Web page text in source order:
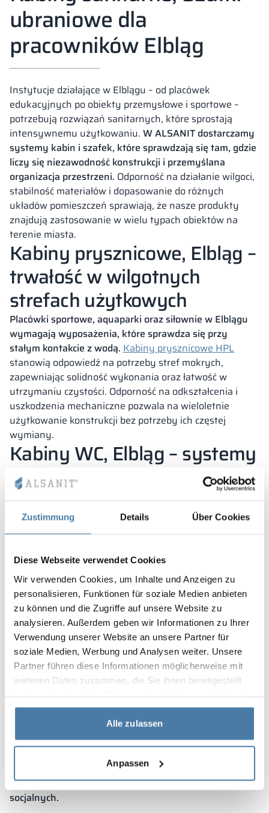
Zustimmung Details Über Cookies
Diese Webseite verwendet Cookies
Wir verwenden Cookies, um Inhalte und Anzeigen zu
personalisieren, Funktionen für soziale Medien anbieten
zu können und die Zugriffe auf unsere Website zu
analysieren. Außerdem geben wir Informationen zu Ihrer
Verwendung unserer Website an unsere Partner für
soziale Medien, Werbung und Analysen weiter. Unsere
Partner führen diese Informationen möglicherweise mit
weiteren Daten zusammen, die Sie ihnen bereitgestellt
gesammelt haben.
Alle zulassen
Anpassen
ubraniowe dla
pracowników Elbląg
Instytucje działające w Elblągu – od placówek
edukacyjnych po obiekty przemysłowe i sportowe –
potrzebują rozwiązań sanitarnych, które sprostają
intensywnemu użytkowaniu. W ALSANIT dostarczamy
systemy kabin i szafek, które sprawdzają się tam, gdzie
liczy się niezawodność konstrukcji i przemyślana
organizacja przestrzeni. Odporność na działanie wilgoci,
stabilność materiałów i dopasowanie do różnych
układów pomieszczeń sprawiają, że nasze produkty
znajdują zastosowanie w wielu typach obiektów na
terenie miasta.
Kabiny prysznicowe, Elbląg –
trwałość w wilgotnych
strefach użytkowych
Placówki sportowe, aquaparki oraz siłownie w Elblągu
wymagają wyposażenia, które sprawdza się przy
stałym kontakcie z wodą. Kabiny prysznicowe HPL
stanowią odpowiedź na potrzeby stref mokrych,
zapewniając solidność wykonania oraz łatwość w
utrzymaniu czystości. Odporność na odkształcenia i
uszkodzenia mechaniczne pozwala na wieloletnie
użytkowanie konstrukcji bez potrzeby ich częstej
wymiany.
Kabiny WC, Elbląg – systemy
do obiektów publicznych
Szkoły, urzędy oraz galerie handlowe potrzebują
sanitariatów, które można elastycznie dostosować do
specyfiki pomieszczeń.
Kabiny sanitarne w Elblągu
umożliwiają stworzenie układów odpowiadających
konkretnej powierzchni i organizacji budynku.
sanitarneprodukowane są z materiałów odpornych na
uderzenia i ścieranie, co zapewnia im długą żywotność.
Szafki pracownicze, Elbląg –
porządek w zapleczu
socjalnym
Na terenie zakładów przemysłowych oraz obiektów
usługowych istotne jest właściwe przechowywanie
oferowane są jako praktyczne systemy o wielu
możliwościach konfiguracyjnych.
Zależnie od potrzeb dostępne są wersje z nóżkami,
zawierają przegrody i systemy wentylacyjne,
umożliwiając lepszą organizację w pomieszczeniach
socjalnych.